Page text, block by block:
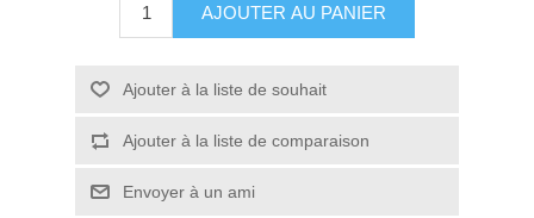
AJOUTER AU PANIER
Ajouter à la liste de souhait
Ajouter à la liste de comparaison
Envoyer à un ami